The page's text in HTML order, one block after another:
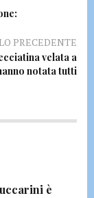
PRECEDENTE
velata a
notata tutti
è